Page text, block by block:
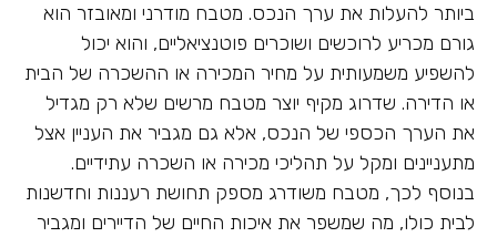
ביותר להעלות את ערך הנכס. מטבח מודרני ומאובזר הוא
גורם מכריע לרוכשים ושוכרים פוטנציאליים, והוא יכול
להשפיע משמעותית על מחיר המכירה או ההשכרה של הבית
או הדירה. שדרוג מקיף יוצר מטבח מרשים שלא רק מגדיל
את הערך הכספי של הנכס, אלא גם מגביר את העניין אצל
מתעניינים ומקל על תהליכי מכירה או השכרה עתידיים.
בנוסף לכך, מטבח משודרג מספק תחושת רעננות וחדשנות
לבית כולו, מה שמשפר את איכות החיים של הדיירים ומגביר